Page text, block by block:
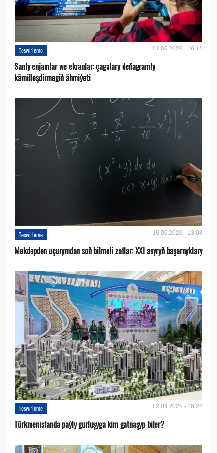
Teswirleme 21.05.2026 - 16:14
Sanly enjamlar we ekranlar: çagalary deňagramly
kämilleşdirmegiň ähmiýeti
Teswirleme 15.05.2026 - 13:08
Mekdepden uçurymdan soň bilmeli zatlar: XXI asyryň başarnyklary
Teswirleme 02.04.2025 - 16:22
Türkmenistanda paýly gurluşyga kim gatnaşyp biler?